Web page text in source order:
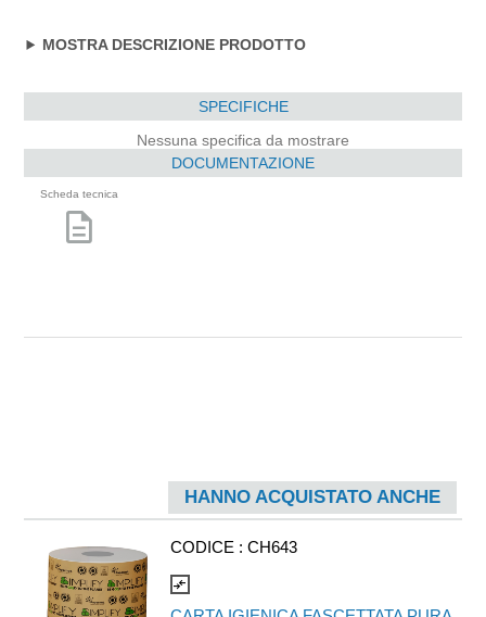
MOSTRA DESCRIZIONE PRODOTTO
SPECIFICHE
Nessuna specifica da mostrare
DOCUMENTAZIONE
Scheda tecnica
description
HANNO ACQUISTATO ANCHE
CODICE : CH643
compare_arrows